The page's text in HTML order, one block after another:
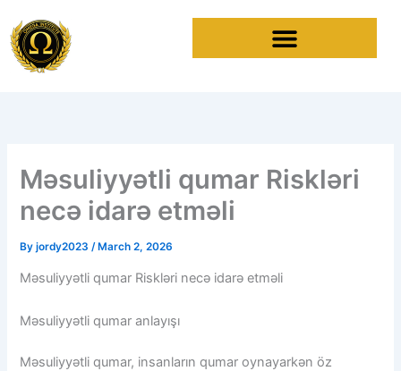
to
content
Məsuliyyətli qumar Riskləri
necə idarə etməli
Byjordy2023 /March 2, 2026
Məsuliyyətli qumar Riskləri necə idarə etməli
Məsuliyyətli qumar anlayışı
Məsuliyyətli qumar, insanların qumar oynayarkən öz